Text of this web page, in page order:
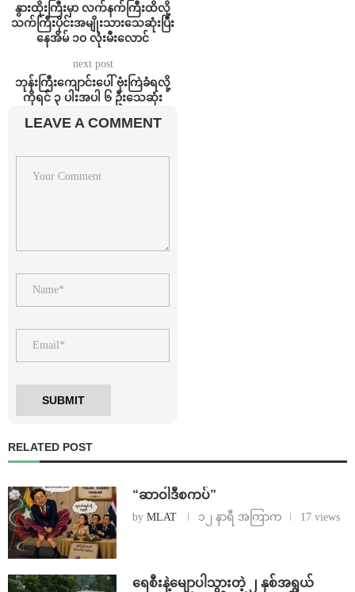
နွားထိုးကြီးမှာ လက်နက်ကြီးထိလို့
သက်ကြီးပိုင်းအမျိုးသားသေဆုံးပြီး
နေအိမ် ၁၀ လုံးမီးလောင်
next post
ဘုန်းကြီးကျောင်းပေါ် ဗုံးကြဲခံရလို့
ကိုရင် ၃ ပါးအပါ ၆ ဦးသေဆုံး
LEAVE A COMMENT
RELATED POST
“ဆာဝါဒီစကပ်”
by MLAT ၁၂ နာရီ အကြာက 17 views
ရေစီးနဲ့မျောပါသွားတဲ့ ၂ နှစ်အရွယ်